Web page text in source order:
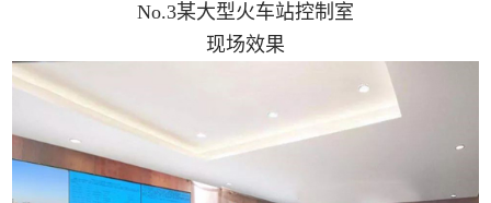
No.3某大型火车站控制室
现场效果